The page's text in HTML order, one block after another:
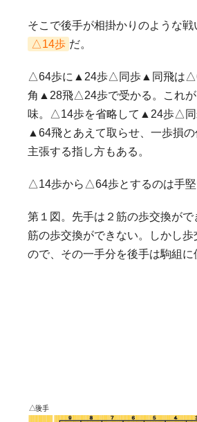
そこで後手が相掛かりのような戦
△14歩 だ。
△64歩に▲24歩△同歩▲同飛は
角▲28飛△24歩で受かる。これ
味。△14歩を省略して▲24歩△
▲64飛とあえて取らせ、一歩損
主張する指し方もある。
△14歩から△64歩とするのは手堅
第１図。先手は２筋の歩交換がで
筋の歩交換ができない。しかし歩
ので、その一手分を後手は駒組に